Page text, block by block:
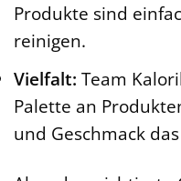
Produkte sind
reinigen.
Vielfalt: Team
Palette an
und Geschmack